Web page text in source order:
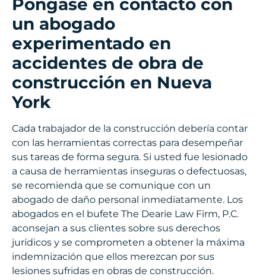
un abogado
experimentado en
accidentes de obra de
construcción en Nueva
York
Cada trabajador de la construcción debería contar
con las herramientas correctas para desempeñar
sus tareas de forma segura. Si usted fue lesionado
a causa de herramientas inseguras o defectuosas,
se recomienda que se comunique con un
abogado de daño personal inmediatamente. Los
abogados en el bufete The Dearie Law Firm, P.C.
aconsejan a sus clientes sobre sus derechos
jurídicos y se comprometen a obtener la máxima
indemnización que ellos merezcan por sus
lesiones sufridas en obras de construcción.